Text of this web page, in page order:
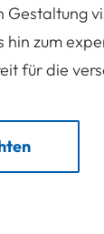
Gestaltung
zum
für die